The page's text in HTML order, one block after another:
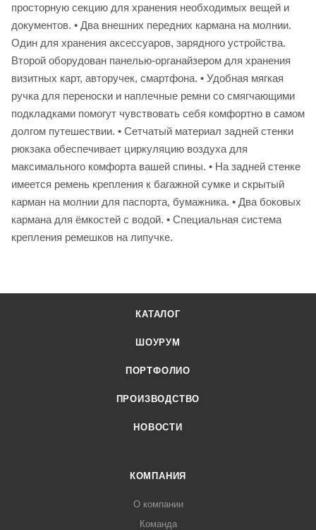
просторную секцию для хранения необходимых вещей и
документов. • Два внешних передних кармана на молнии.
Один для хранения аксессуаров, зарядного устройства.
Второй оборудован панелью-органайзером для хранения
визитных карт, авторучек, смартфона. • Удобная мягкая
ручка для переноски и наплечные ремни со смягчающими
подкладками помогут чувствовать себя комфортно в самом
долгом путешествии. • Сетчатый материал задней стенки
рюкзака обеспечивает циркуляцию воздуха для
максимального комфорта вашей спины. • На задней стенке
имеется ремень крепления к багажной сумке и скрытый
карман на молнии для паспорта, бумажника. • Два боковых
кармана для ёмкостей с водой. • Специальная система
крепления ремешков на липучке.
КАТАЛОГ
ШОУРУМ
ПОРТФОЛИО
ПРОИЗВОДСТВО
НОВОСТИ
КОМПАНИЯ
О компании
Команда